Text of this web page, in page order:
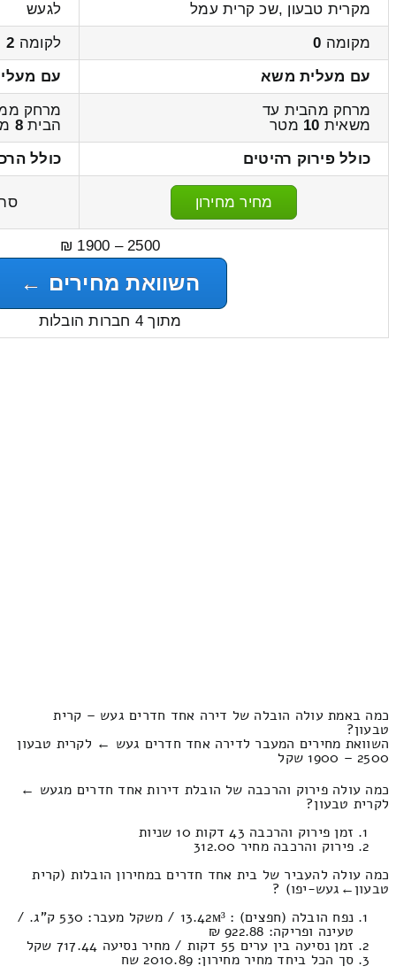
מקרית טבעון ,שכ קרית עמל
לגעש
מקומה 0 לקומה 2
עם מעלית משא
עם
מרחק מהבית עד
משאית 10 מטר
מרחק
הבית8
כולל פירוק רהיטים
כולל
מחיר מחירון
2500 – 1900 ₪
השוואת מחירים ←
מתוך 4 חברות הובלות
כמה באמת עולה הובלה של דירה אחד חדרים געש – קרית
טבעון?
השוואת מחירים המעבר לדירה אחד חדרים געש ← לקרית טבעון
2500 – 1900 שקל
כמה עולה פירוק והרכבה של הובלת דירות אחד חדרים מגעש ←
לקרית טבעון?
זמן פירוק והרכבה 43 דקות 10 שניות
פירוק והרכבה מחיר 312.00
כמה עולה להעביר של בית אחד חדרים במחירון הובלות (קרית
טבעון‎←‏געש-יפו) ?
נפח הובלה (חפצים) : 13.42м³ / משקל מעבר: 530 ק”ג. /
טעינה ופריקה: 922.88 ₪
זמן נסיעה בין ערים 55 דקות / מחיר נסיעה 717.44 שקל
סך הכל ביחד מחיר מחירון: 2010.89 שח